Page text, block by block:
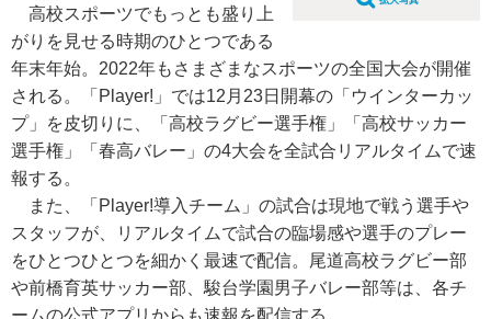
高校スポーツでもっとも盛り上
がりを見せる時期のひとつである
年末年始。2022年もさまざまなスポーツの全国大会が開催
される。「Player!」では12月23日開幕の「ウインターカッ
プ」を皮切りに、「高校ラグビー選手権」「高校サッカー
選手権」「春高バレー」の4大会を全試合リアルタイムで速
報する。
また、「Player!導入チーム」の試合は現地で戦う選手や
スタッフが、リアルタイムで試合の臨場感や選手のプレー
をひとつひとつを細かく最速で配信。尾道高校ラグビー部
や前橋育英サッカー部、駿台学園男子バレー部等は、各チ
ームの公式アプリからも速報を配信する。